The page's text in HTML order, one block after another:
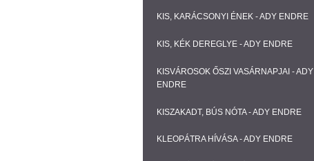
KIS, KARÁCSONYI ÉNEK - ADY ENDRE
KIS, KÉK DEREGLYE - ADY ENDRE
KISVÁROSOK ŐSZI VASÁRNAPJAI - ADY
ENDRE
KISZAKADT, BÚS NÓTA - ADY ENDRE
KLEOPÁTRA HÍVÁSA - ADY ENDRE